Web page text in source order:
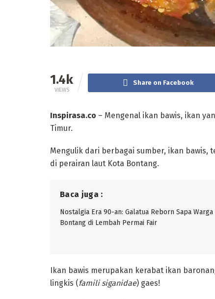
1.4k
VIEWS
Share on Facebook
Inspirasa.co – Mengenal ikan bawis, ikan
Timur.
Mengulik dari berbagai sumber, ikan bawis,
di perairan laut Kota Bontang.
Baca juga :
Nostalgia Era 90-an: Galatua Reborn Sapa Warga
Bontang di Lembah Permai Fair
Ikan bawis merupakan kerabat ikan
lingkis (famili siganidae) gaes!